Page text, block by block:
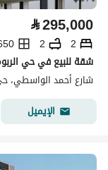
⃁295,000
2
2
650
شقة للبيع في حي
شارع أحمد الواسطي،
الإيميل